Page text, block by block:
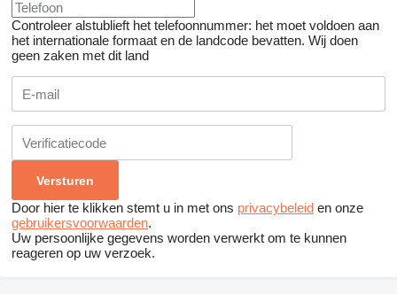
Controleer alstublieft het telefoonnummer: het moet voldoen aan
het internationale formaat en de landcode bevatten. Wij doen
geen zaken met dit land
Door hier te klikken stemt u in met ons privacybeleid en onze
gebruikersvoorwaarden.
Uw persoonlijke gegevens worden verwerkt om te kunnen
reageren op uw verzoek.